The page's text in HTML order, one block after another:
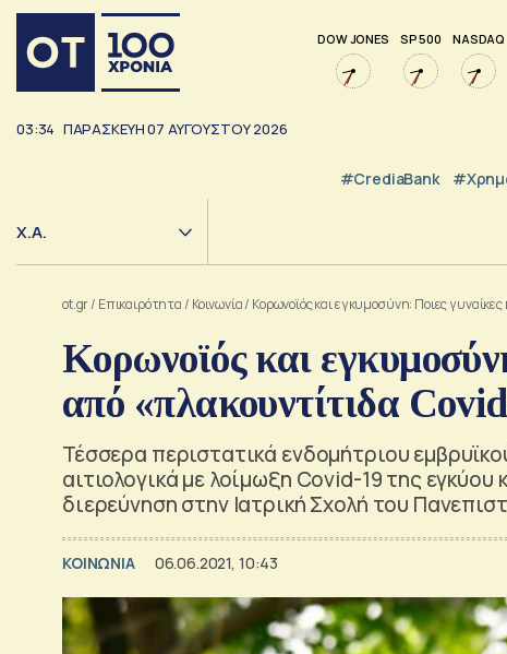
DOW JONES SP 500 NASDAQ
03:34 ΠΑΡΑΣΚΕΥΗ07 ΑΥΓΟΥΣΤΟΥ2026
#CrediaBank
Χ.Α.
ot.gr/ Επικαιρότητα / Κοινωνία/ Κορωνοϊός και εγκυμοσύνη: Ποιες
Κορωνοϊός και
από «πλακουντίτιδα
Τέσσερα περιστατικά ενδομήτριου
αιτιολογικά με λοίμωξη Covid-19 της
διερεύνηση στην Ιατρική Σχολή του
ΚΟΙΝΩΝΙΑ 06.06.2021, 10:43